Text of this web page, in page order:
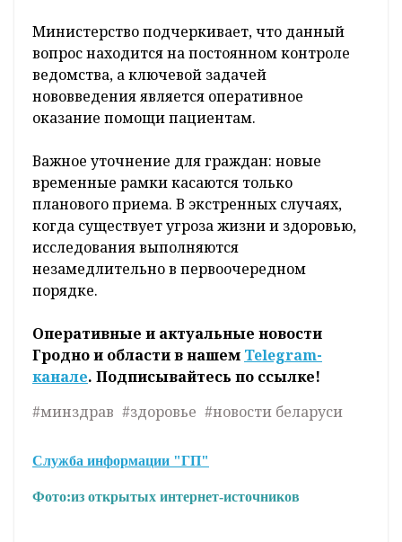
Министерство подчеркивает, что данный
вопрос находится на постоянном контроле
ведомства, а ключевой задачей
нововведения является оперативное
оказание помощи пациентам.
Важное уточнение для граждан: новые
временные рамки касаются только
планового приема. В экстренных случаях,
когда существует угроза жизни и здоровью,
исследования выполняются
незамедлительно в первоочередном
порядке.
Оперативные и актуальные новости
Гродно и области в нашем Telegram-
канале. Подписывайтесь по ссылке!
#минздрав #здоровье #новости беларуси
Служба информации "ГП"
Фото:из открытых интернет-источников